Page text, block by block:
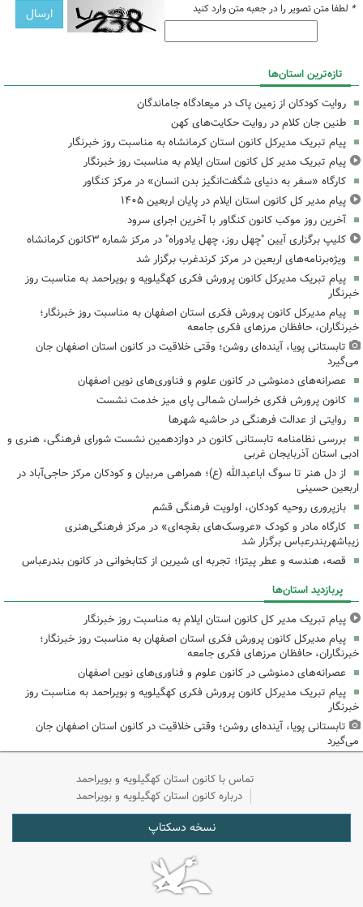
* لطفا متن تصویر را در جعبه متن وارد کنید
تازه‌ترین استان‌ها
روایت کودکان از زمین پاک در میعادگاه جاماندگان
طنین جان کلام در روایت حکایت‌های کهن
پیام تبریک مدیرکل کانون استان کرمانشاه به مناسبت روز خبرنگار
پیام تبریک مدیر کل کانون استان ایلام به مناسبت روز خبرنگار
کارگاه «سفر به دنیای شگفت‌انگیز بدن انسان» در مرکز کنگاور
پیام مدیر کل کانون استان ایلام در پایان اربعین ۱۴۰۵
آخرین روز موکب کانون کنگاور با آخرین اجرای سرود
کلیپ برگزاری آیین "چهل روز، چهل یادوراه" در مرکز شماره ۳کانون کرمانشاه
ویژه‌برنامه‌های اربعین در مرکز کرندغرب برگزار شد
پیام تبریک مدیرکل کانون پرورش فکری کهگیلویه و بویراحمد به مناسبت روز
خبرنگار
پیام مدیرکل کانون پرورش فکری استان اصفهان به مناسبت روز خبرنگار؛
خبرنگاران، حافظان مرزهای فکری جامعه
تابستانی پویا، آینده‌ای روشن؛ وقتی خلاقیت در کانون استان اصفهان جان
می‌گیرد
عصرانه‌های دمنوشی در کانون علوم و فناوری‌های نوین اصفهان
کانون پرورش فکری خراسان شمالی پای میز خدمت نشست
روایتی از عدالت فرهنگی در حاشیه شهرها
بررسی نظامنامه تابستانی کانون در دوازدهمین نشست شورای فرهنگی، هنری و
ادبی استان آذربایجان غربی
از دل هنر تا سوگ اباعبدالله (ع)؛ همراهی مربیان و کودکان مرکز حاجی‌آباد در
اربعین حسینی
بازپروری روحیه کودکان، اولویت فرهنگی قشم
کارگاه مادر و کودک «عروسک‌های بقچه‌ای» در مرکز فرهنگی‌هنری
زیباشهربندرعباس برگزار شد
قصه، هندسه و عطر پیتزا؛ تجربه ای شیرین از کتابخوانی در کانون بندرعباس
پربازدید استان‌ها
پیام تبریک مدیر کل کانون استان ایلام به مناسبت روز خبرنگار
پیام مدیرکل کانون پرورش فکری استان اصفهان به مناسبت روز خبرنگار؛
خبرنگاران، حافظان مرزهای فکری جامعه
عصرانه‌های دمنوشی در کانون علوم و فناوری‌های نوین اصفهان
پیام تبریک مدیرکل کانون پرورش فکری کهگیلویه و بویراحمد به مناسبت روز
خبرنگار
تابستانی پویا، آینده‌ای روشن؛ وقتی خلاقیت در کانون استان اصفهان جان
می‌گیرد
تماس با کانون استان کهگیلویه و بویراحمد
درباره کانون استان کهگیلویه و بویراحمد
نسخه دسکتاپ